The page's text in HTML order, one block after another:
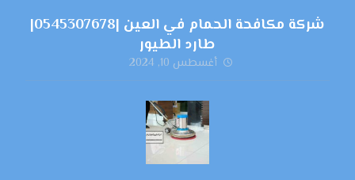
شركة مكافحة الحمام في العين |0545307678|
طارد الطيور
أغسطس 10, 2024